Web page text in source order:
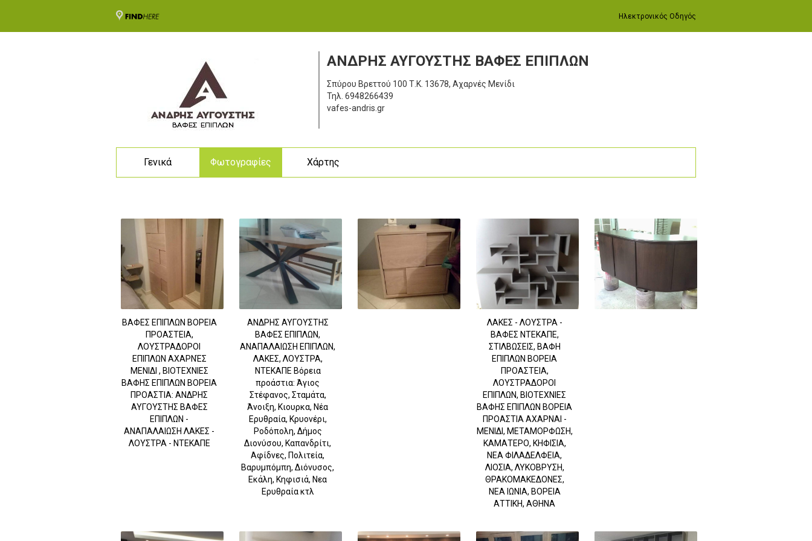
Ηλεκτρονικός Οδηγός
ΑΝΔΡΗΣ ΑΥΓΟΥΣΤΗΣ ΒΑΦΕΣ ΕΠΙΠΛΩΝ
Σπύρου Βρεττού 100 Τ.Κ. 13678, Αχαρνές Μενίδι
Τηλ. 6948266439
vafes-andris.gr
Γενικά Φωτογραφίες Χάρτης
ΒΑΦΕΣ ΕΠΙΠΛΩΝ ΒΟΡΕΙΑ
ΠΡΟΑΣΤΕΙΑ,
ΛΟΥΣΤΡΑΔΟΡΟΙ
ΕΠΙΠΛΩΝ ΑΧΑΡΝΈΣ
ΜΕΝΙΔΙ , ΒΙΟΤΕΧΝΙΕΣ
ΒΑΦΗΣ ΕΠΙΠΛΩΝ ΒΟΡΕΙΑ
ΠΡΟΑΣΤΙΑ: ΑΝΔΡΗΣ
ΑΥΓΟΥΣΤΗΣ ΒΑΦΕΣ
ΕΠΙΠΛΩΝ -
ΑΝΑΠΑΛΑΙΩΣΗ ΛΑΚΕΣ -
ΛΟΥΣΤΡΑ - ΝΤΕΚΑΠΕ
ΑΝΔΡΗΣ ΑΥΓΟΥΣΤΗΣ
ΒΑΦΕΣ ΕΠΙΠΛΩΝ,
ΑΝΑΠΑΛΑΙΩΣΗ ΕΠΙΠΛΩΝ,
ΛΑΚΕΣ, ΛΟΥΣΤΡΑ,
ΝΤΕΚΑΠΕ Βόρεια
προάστια: Άγιος
Στέφανος, Σταμάτα,
Άνοιξη, Κιουρκα, Νέα
Ερυθραία, Κρυονέρι,
Ροδόπολη, Δήμος
Διονύσου, Καπανδρίτι,
Αφίδνες, Πολιτεία,
Βαρυμπόμπη, Διόνυσος,
Εκάλη, Κηφισιά, Νεα
Ερυθραία κτλ
ΛΑΚΕΣ - ΛΟΥΣΤΡΑ -
ΒΑΦΕΣ ΝΤΕΚΑΠΕ,
ΣΤΙΛΒΩΣΕΙΣ, ΒΑΦΗ
ΕΠΙΠΛΩΝ ΒΟΡΕΙΑ
ΠΡΟΑΣΤΕΙΑ,
ΛΟΥΣΤΡΑΔΟΡΟΙ
ΕΠΙΠΛΩΝ, ΒΙΟΤΕΧΝΙΕΣ
ΒΑΦΗΣ ΕΠΙΠΛΩΝ ΒΟΡΕΙΑ
ΠΡΟΑΣΤΙΑ ΑΧΑΡΝΑΙ -
ΜΕΝΙΔΙ, ΜΕΤΑΜΟΡΦΩΣΗ,
ΚΑΜΑΤΕΡΟ, ΚΗΦΙΣΙΑ,
ΝΕΑ ΦΙΛΑΔΕΛΦΕΙΑ,
ΛΙΟΣΙΑ, ΛΥΚΟΒΡΥΣΗ,
ΘΡΑΚΟΜΑΚΕΔΟΝΕΣ,
ΝΕΑ ΙΩΝΙΑ, ΒΟΡΕΙΑ
ΑΤΤΙΚΗ, ΑΘΗΝΑ